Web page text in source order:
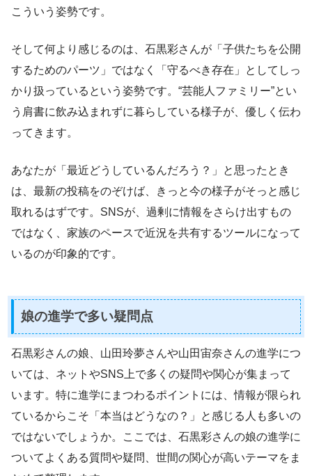
こういう姿勢です。
そして何より感じるのは、石黒彩さんが「子供たちを公開
するためのパーツ」ではなく「守るべき存在」としてしっ
かり扱っているという姿勢です。“芸能人ファミリー”とい
う肩書に飲み込まれずに暮らしている様子が、優しく伝わ
ってきます。
あなたが「最近どうしているんだろう？」と思ったとき
は、最新の投稿をのぞけば、きっと今の様子がそっと感じ
取れるはずです。SNSが、過剰に情報をさらけ出すもの
ではなく、家族のペースで近況を共有するツールになって
いるのが印象的です。
娘の進学で多い疑問点
石黒彩さんの娘、山田玲夢さんや山田宙奈さんの進学につ
いては、ネットやSNS上で多くの疑問や関心が集まって
います。特に進学にまつわるポイントには、情報が限られ
ているからこそ「本当はどうなの？」と感じる人も多いの
ではないでしょうか。ここでは、石黒彩さんの娘の進学に
ついてよくある質問や疑問、世間の関心が高いテーマをま